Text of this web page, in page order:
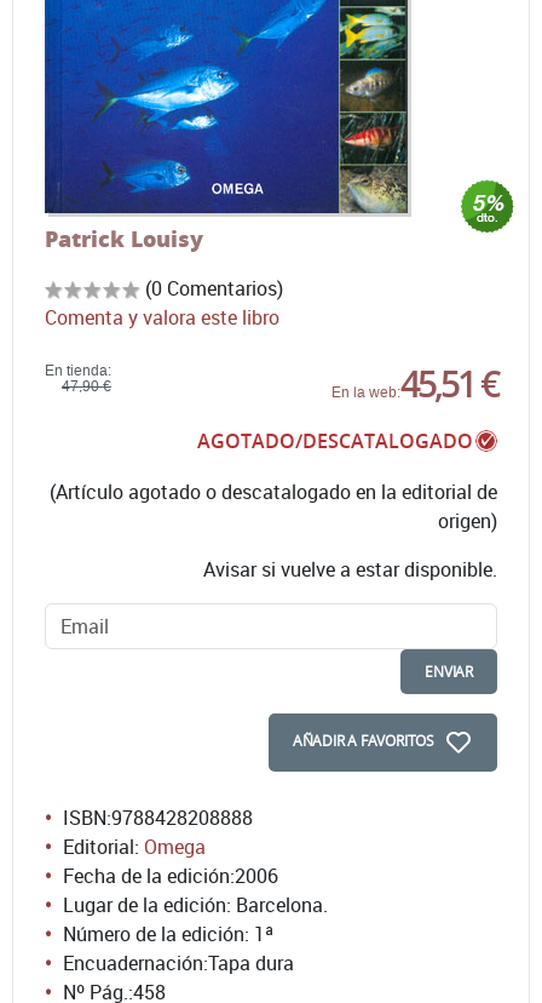
Patrick Louisy
(0 Comentarios)
Comenta y valora este libro
En tienda:
47,90 €
En la web:45,51 €
AGOTADO/DESCATALOGADO
(Artículo agotado o descatalogado en la editorial de
origen)
Avisar si vuelve a estar disponible.
ENVIAR
AÑADIR A FAVORITOS
ISBN:9788428208888
Editorial: Omega
Fecha de la edición:2006
Lugar de la edición: Barcelona.
Número de la edición: 1ª
Encuadernación:Tapa dura
Nº Pág.:458